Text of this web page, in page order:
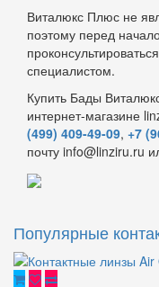
Виталюкс Плюс не
поэтому перед
специалистом.
Купить Бады
интернет-магазине
(499) 409-49-09, +7
почту info@linziru.ru
Популярные